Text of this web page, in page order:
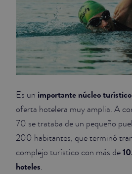
Es un importante núcleo turístico
oferta hotelera muy amplia. A
70 se trataba de un pequeño
200 habitantes, que terminó
complejo turístico con más de
hoteles.